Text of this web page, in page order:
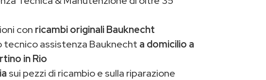
con ricambi originali Bauknecht
tecnico assistenza Bauknecht a domicilio a
in Rio
sui pezzi di ricambio e sulla riparazione